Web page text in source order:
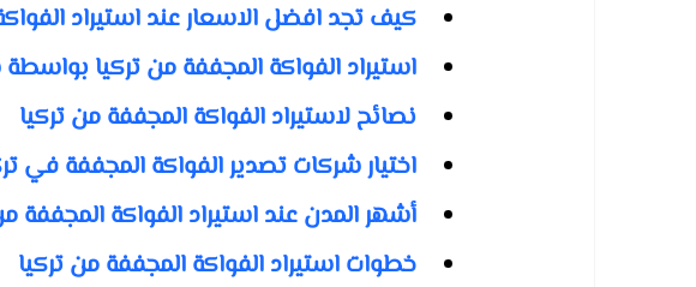
كيف تجد افضل الاسعار عند استيراد
استيراد الفواكة المجففة من تركيا
نصائح لاستيراد الفواكة المجففة من تركيا
اختيار شركات تصدير الفواكة المجففة في
أشهر المدن عند استيراد الفواكة المجففة
خطوات استيراد الفواكة المجففة من تركيا